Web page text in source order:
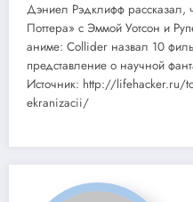
Дэниел Рэдклифф рассказал,
Поттера» с Эммой Уотсон и
аниме: Collider назвал 10
представление о научной
Источник: http://lifehacker.ru/
ekranizacii/